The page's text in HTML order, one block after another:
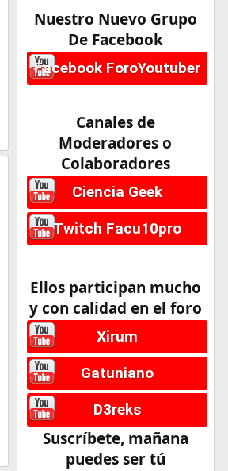
Nuestro Nuevo Grupo
De Facebook
Facebook ForoYoutuber
Canales de
Moderadores o
Colaboradores
Ciencia Geek
Twitch Facu10pro
Ellos participan mucho
y con calidad en el foro
Xirum
Gatuniano
D3reks
Suscríbete, mañana
puedes ser tú